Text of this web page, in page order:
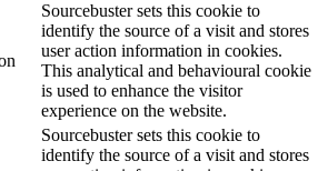
Sourcebuster sets this cookie to
identify the source of a visit and stores
user action information in cookies.
This analytical and behavioural cookie
is used to enhance the visitor
experience on the website.
Sourcebuster sets this cookie to
identify the source of a visit and stores